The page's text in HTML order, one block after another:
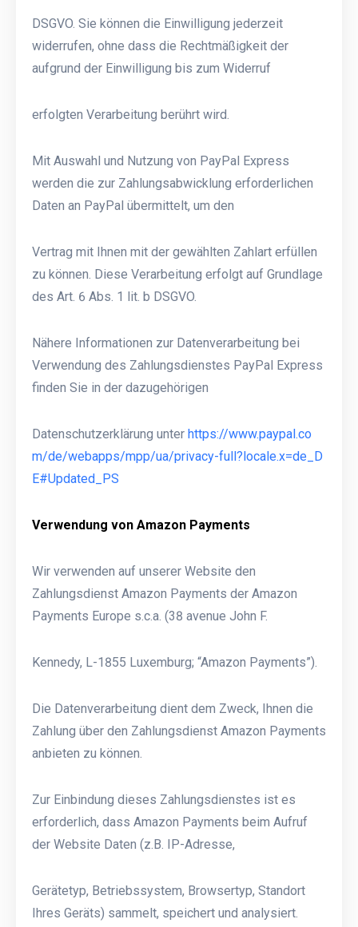
DSGVO. Sie können die Einwilligung jederzeit
widerrufen, ohne dass die Rechtmäßigkeit der
aufgrund der Einwilligung bis zum Widerruf
erfolgten Verarbeitung berührt wird.
Mit Auswahl und Nutzung von PayPal Express
werden die zur Zahlungsabwicklung erforderlichen
Daten an PayPal übermittelt, um den
Vertrag mit Ihnen mit der gewählten Zahlart erfüllen
zu können. Diese Verarbeitung erfolgt auf Grundlage
des Art. 6 Abs. 1 lit. b DSGVO.
Nähere Informationen zur Datenverarbeitung bei
Verwendung des Zahlungsdienstes PayPal Express
finden Sie in der dazugehörigen
Datenschutzerklärung unter https://www.paypal.co
m/de/webapps/mpp/ua/privacy-full?locale.x=de_D
E#Updated_PS
Verwendung von Amazon Payments
Wir verwenden auf unserer Website den
Zahlungsdienst Amazon Payments der Amazon
Payments Europe s.c.a. (38 avenue John F.
Kennedy, L-1855 Luxemburg; “Amazon Payments”).
Die Datenverarbeitung dient dem Zweck, Ihnen die
Zahlung über den Zahlungsdienst Amazon Payments
anbieten zu können.
Zur Einbindung dieses Zahlungsdienstes ist es
erforderlich, dass Amazon Payments beim Aufruf
der Website Daten (z.B. IP-Adresse,
Gerätetyp, Betriebssystem, Browsertyp, Standort
Ihres Geräts) sammelt, speichert und analysiert.